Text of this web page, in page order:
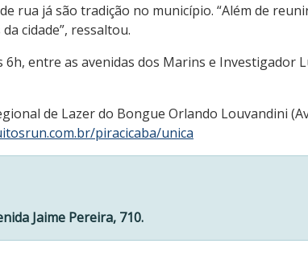
rua já são tradição no município. “Além de
cidade”, ressaltou.
entre as avenidas dos Marins e Investigador
de Lazer do Bongue Orlando Louvandini
piracicaba/unica
Jaime Pereira, 710.